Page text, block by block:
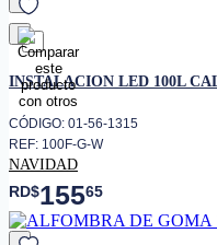
favorito
INSTALACION LED 100L
CÓDIGO: 01-56-1315
REF: 100F-G-W
NAVIDAD
RD$15565